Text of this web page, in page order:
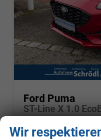
Ford Puma
ST-Line X 1.0
Wir